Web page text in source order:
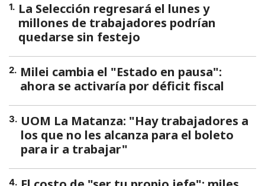
1. La Selección regresará el lunes y
millones de trabajadores podrían
quedarse sin festejo
2. Milei cambia el "Estado en pausa":
ahora se activaría por déficit fiscal
3. UOM La Matanza: "Hay trabajadores a
los que no les alcanza para el boleto
para ir a trabajar"
4.